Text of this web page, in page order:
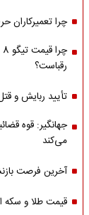
چرا تعمیرکاران
رقباست؟
تأیید ربایش و
جهانگیر: قوه
می‌کند
آخرین فرصت
قیمت طلا و سکه امروز ۱۷ مرداد ۱۴۰۵ | قیمت طلا از